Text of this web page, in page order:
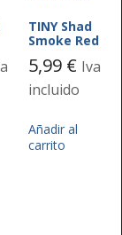
TINY Shad
Smoke Red
5,99 € Iva
incluido
Añadir al
carrito